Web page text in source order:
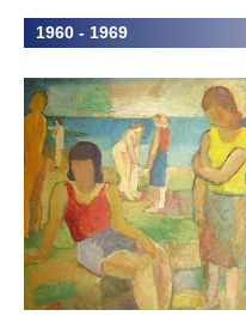
1960 - 1969